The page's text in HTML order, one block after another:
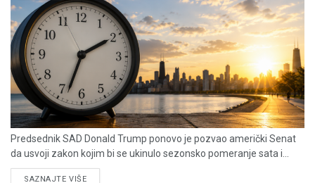
Predsednik SAD Donald Trump ponovo je pozvao američki Senat
da usvoji zakon kojim bi se ukinulo sezonsko pomeranje sata i...
SAZNAJTE VIŠEDETAILS